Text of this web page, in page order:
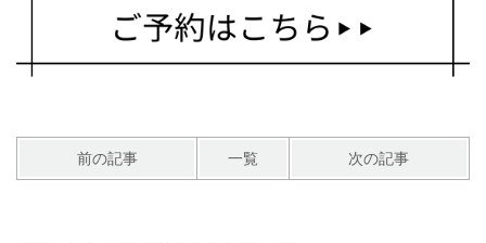
前の記事 一覧 次の記事